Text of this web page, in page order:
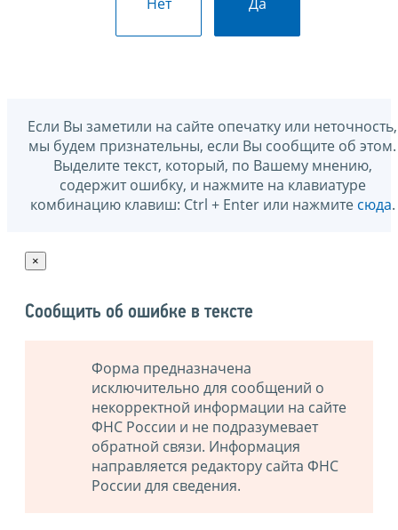
Если Вы заметили на сайте опечатку или неточность,
мы будем признательны, если Вы сообщите об этом.
Выделите текст, который, по Вашему мнению,
содержит ошибку, и нажмите на клавиатуре
комбинацию клавиш: Ctrl + Enter или нажмите сюда.
×
Сообщить об ошибке в тексте
Форма предназначена
исключительно для сообщений о
некорректной информации на сайте
ФНС России и не подразумевает
обратной связи. Информация
направляется редактору сайта ФНС
России для сведения.